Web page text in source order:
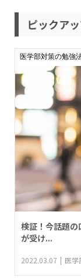
ピックア
医学部対策の勉強
検証！今話題の
が受け...
2022.03.07 医学